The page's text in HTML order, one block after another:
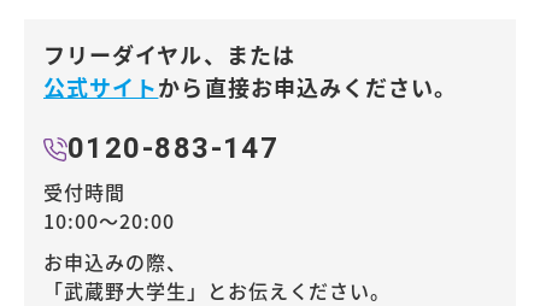
フリーダイヤル、または
公式サイトから直接お申込みください。
0120-883-147
受付時間
10:00～20:00
お申込みの際、
「武蔵野大学生」とお伝えください。